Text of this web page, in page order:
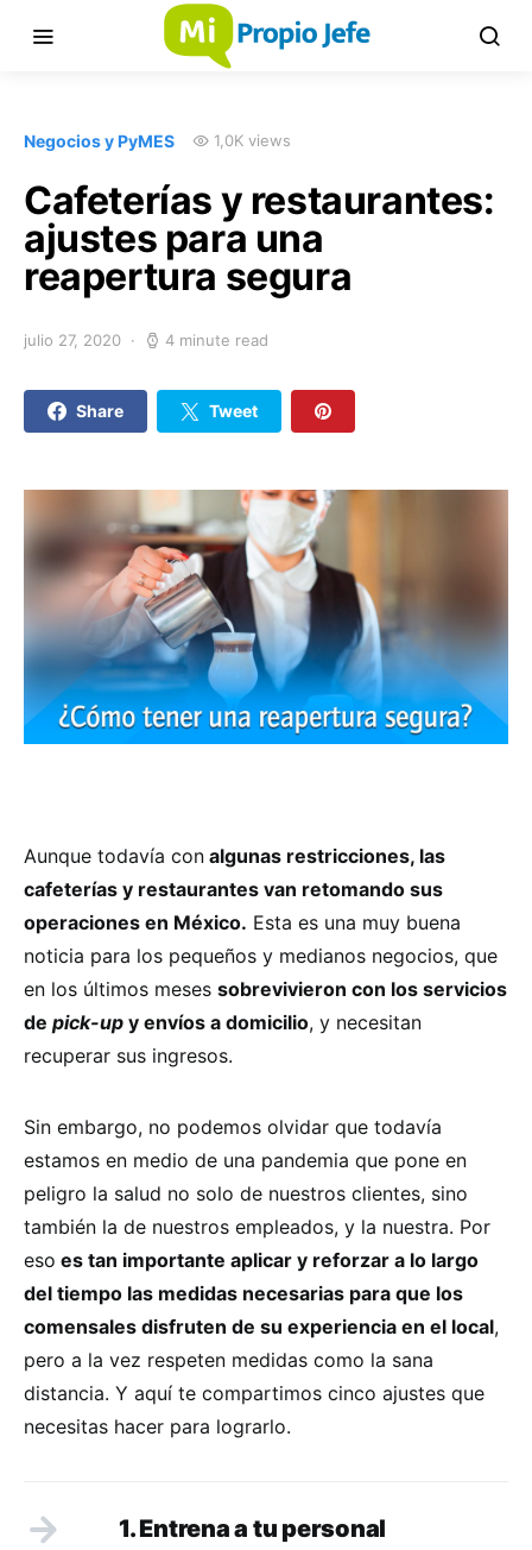
Negocios y PyMES 1,0K views
Cafeterías y restaurantes:
ajustes para una
reapertura segura
julio 27, 2020 4 minute read
Share Tweet
Aunque todavía con algunas restricciones, las
cafeterías y restaurantes van retomando sus
operaciones en México. Esta es una muy buena
noticia para los pequeños y medianos negocios, que
en los últimos meses sobrevivieron con los servicios
de pick-up y envíos a domicilio, y necesitan
recuperar sus ingresos.
Sin embargo, no podemos olvidar que todavía
estamos en medio de una pandemia que pone en
peligro la salud no solo de nuestros clientes, sino
también la de nuestros empleados, y la nuestra. Por
eso es tan importante aplicar y reforzar a lo largo
del tiempo las medidas necesarias para que los
comensales disfruten de su experiencia en el local,
pero a la vez respeten medidas como la sana
distancia. Y aquí te compartimos cinco ajustes que
necesitas hacer para lograrlo.
1. Entrena a tu personal